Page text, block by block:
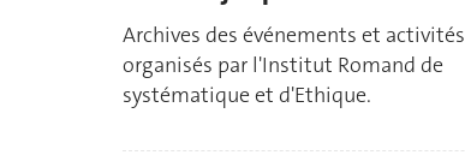
Archives des événements et activités
organisés par l'Institut Romand de
systématique et d'Ethique.